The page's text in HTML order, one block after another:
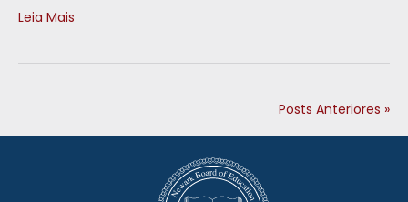
Leia Mais
Posts Anteriores »